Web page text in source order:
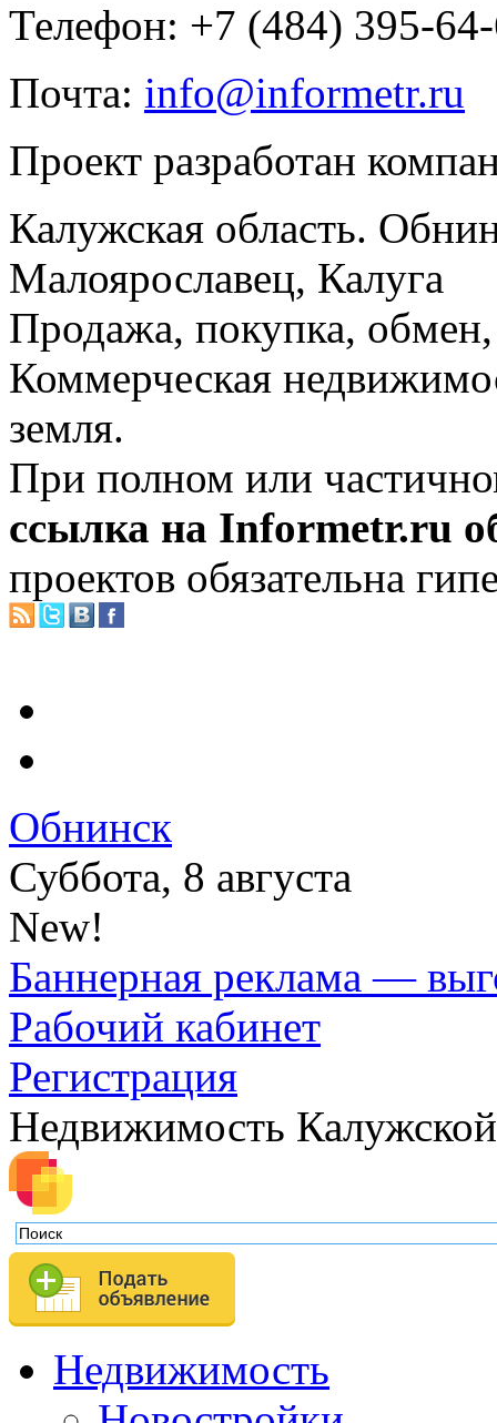
Телефон: +7 (484) 395-
Почта: info@informetr.ru
Проект разработан
Калужская область.
Малоярославец, Калуга
Продажа, покупка, обмен,
Коммерческая
земля.
При полном или
ссылка на Informetr.ru
проектов обязательна
Обнинск
Суббота, 8 августа
New!
Баннерная реклама —
Рабочий кабинет
Регистрация
Недвижимость
Недвижимость